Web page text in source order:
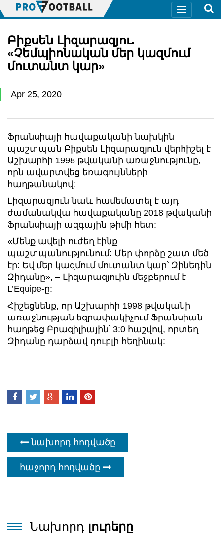
Բիքսեն Լիզարազյու.
«Չեմպիոնական մեր կազմում
մուտանտ կար»
Apr 25, 2020
Ֆրանսիայի հավաքականի նախկին
պաշտպան Բիքսեն Լիզարազյուն վերհիշել է
Աշխարհի 1998 թվականի առաջնությունը,
որն ավարտվեց եռագույնների
հաղթանակով:
Լիզարազյուն նաև համեմատել է այդ
ժամանակվա հավաքականը 2018 թվականի
Ֆրանսիայի ազգային թիմի հետ:
«Մենք ավելի ուժեղ էինք
պաշտպանությունում: Մեր փորձը շատ մեծ
էր: Եվ մեր կազմում մուտանտ կար՝ Զինեդին
Զիդանը», – Լիզարազյուին մեջբերում է
L’Equipe-ը:
Հիշեցնենք, որ Աշխարհի 1998 թվականի
առաջնության եզրափակիչում Ֆրանսիան
հաղթեց Բրազիլիային՝ 3:0 հաշվով, որտեղ
Զիդանը դարձավ դուբլի հեղինակ:
նախորդ հոդվածը
հաջորդ հոդվածը
Նախորդ լուրերը